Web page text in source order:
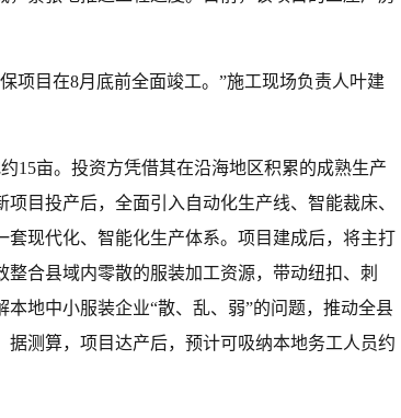
项目在8月底前全面竣工。”施工现场负责人叶建
15亩。投资方凭借其在沿海地区积累的成熟生产
目投产后，全面引入自动化生产线、智能裁床、
套现代化、智能化生产体系。项目建成后，将主打
合县域内零散的服装加工资源，带动纽扣、刺
地中小服装企业“散、乱、弱”的问题，推动全县
测算，项目达产后，预计可吸纳本地务工人员约